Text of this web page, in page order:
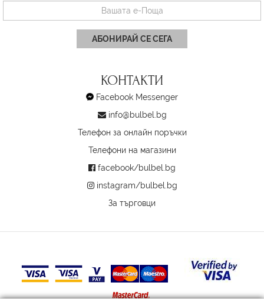
АБОНИРАЙ СЕ СЕГА
КОНТАКТИ
Facebook Messenger
info@bulbel.bg
Телефон за онлайн поръчки
Телефони на магазини
facebook/bulbel.bg
instagram/bulbel.bg
За търговци